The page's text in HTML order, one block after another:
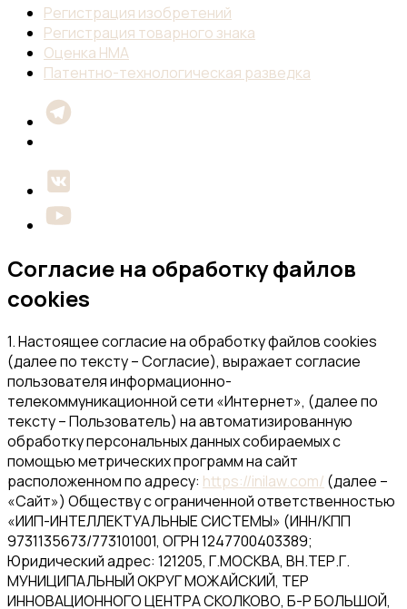
Регистрация изобретений
Регистрация товарного знака
Оценка НМА
Патентно-технологическая разведка
Согласие на обработку файлов
cookies
1. Настоящее согласие на обработку файлов cookies
(далее по тексту – Согласие), выражает согласие
пользователя информационно-
телекоммуникационной сети «Интернет», (далее по
тексту – Пользователь) на автоматизированную
обработку персональных данных собираемых с
помощью метрических программ на сайт
расположенном по адресу: https://inilaw.com/ (далее –
«Сайт») Обществу с ограниченной ответственностью
«ИИП-ИНТЕЛЛЕКТУАЛЬНЫЕ СИСТЕМЫ» (ИНН/КПП
9731135673/773101001, ОГРН 1247700403389;
Юридический адрес: 121205, Г.МОСКВА, ВН.ТЕР.Г.
МУНИЦИПАЛЬНЫЙ ОКРУГ МОЖАЙСКИЙ, ТЕР
ИННОВАЦИОННОГО ЦЕНТРА СКОЛКОВО, Б-Р БОЛЬШОЙ,